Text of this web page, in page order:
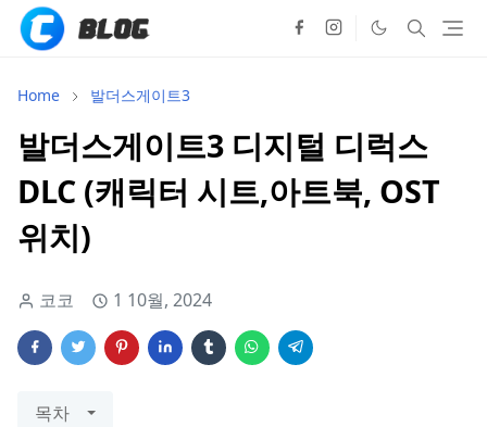
Home 발더스게이트3
발더스게이트3 디지털 디럭스
DLC (캐릭터 시트,아트북, OST
위치)
코코 1 10월, 2024
목차